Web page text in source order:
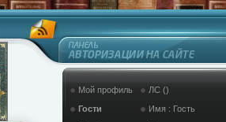
Мой профиль
Гости
ЛС ()
Имя : Гость